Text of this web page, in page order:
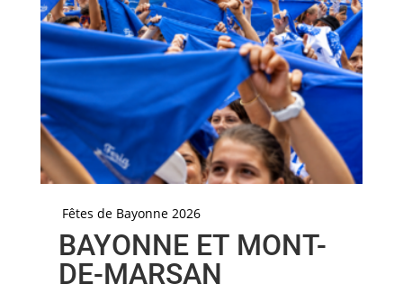
Fêtes de Bayonne 2026
BAYONNE ET MONT-
DE-MARSAN